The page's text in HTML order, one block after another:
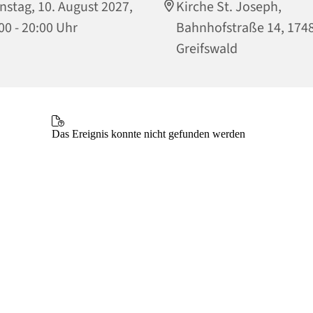
10. August 2027,
- 20:00 Uhr
Kirche St. Joseph,
Bahnhofstraße 14,
Greifswald